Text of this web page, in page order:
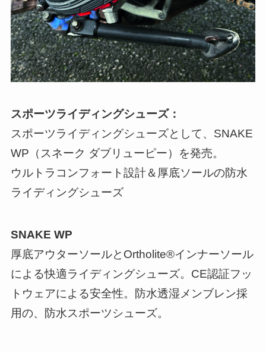
スポーツライディングシューズ：
スポーツライディングシューズとして、SNAKE
WP（スネーク ダブリューピー）を発売。
ウルトラコンフォート設計＆厚底ソールの防水
ライディングシューズ
SNAKE WP
厚底アウターソールとOrtholite®インナーソール
による快適ライディングシューズ。CE認証フッ
トウェアによる安全性。防水透湿メンブレン採
用の、防水スポーツシューズ。